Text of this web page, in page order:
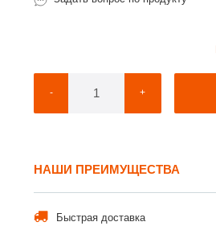
- +
НАШИ ПРЕИМУЩЕСТВА
Быстрая доставка